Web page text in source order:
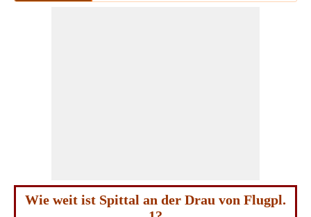
Wie weit ist Spittal an der Drau von Flugpl.